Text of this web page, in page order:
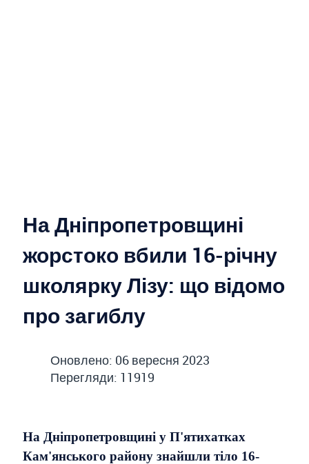
На Дніпропетровщині
жорстоко вбили 16-річну
школярку Лізу: що відомо
про загиблу
Оновлено: 06 вересня 2023
Перегляди: 11919
На Дніпропетровщині у П'ятихатках
Кам'янського району знайшли тіло 16-